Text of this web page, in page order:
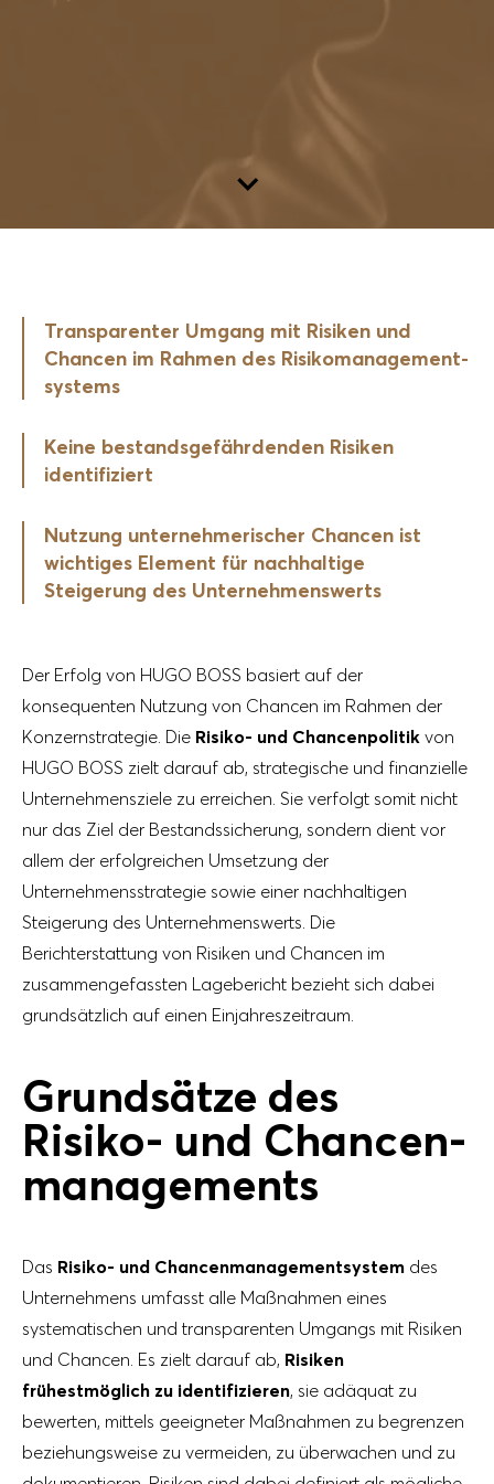
Transparenter Umgang mit Risiken und
Chancen im Rahmen des Risiko­management­
systems
Keine bestands­gefährdenden Risiken
identifiziert
Nutzung unternehmerischer Chancen ist
wichtiges Element für nachhaltige
Steigerung des Unternehmenswerts
Der Erfolg von HUGO BOSS basiert auf der
konsequenten Nutzung von Chancen im Rahmen der
Konzernstrategie. Die Risiko- und Chancenpolitik von
HUGO BOSS zielt darauf ab, strategische und finanzielle
Unternehmensziele zu erreichen. Sie verfolgt somit nicht
nur das Ziel der Bestandssicherung, sondern dient vor
allem der erfolgreichen Umsetzung der
Unternehmensstrategie sowie einer nachhaltigen
Steigerung des Unternehmenswerts. Die
Berichterstattung von Risiken und Chancen im
zusammengefassten Lagebericht bezieht sich dabei
grundsätzlich auf einen Einjahreszeitraum.
Grundsätze des
Risiko- und Chancen­
managements
Das Risiko- und Chancenmanagementsystem des
Unternehmens umfasst alle Maßnahmen eines
systematischen und transparenten Umgangs mit Risiken
und Chancen. Es zielt darauf ab, Risiken
frühestmöglich zu identifizieren, sie adäquat zu
bewerten, mittels geeigneter Maßnahmen zu begrenzen
beziehungsweise zu vermeiden, zu überwachen und zu